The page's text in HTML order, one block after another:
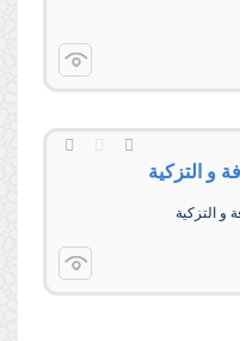
و التزكیة
و التزكیة